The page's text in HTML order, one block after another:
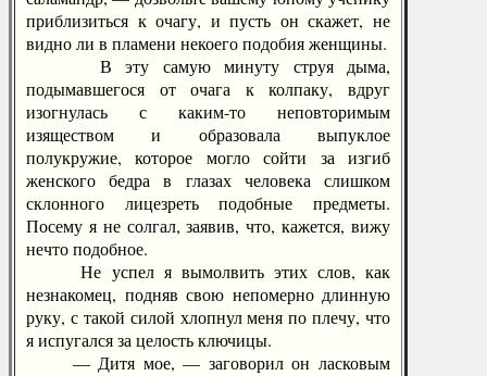
приблизиться к очагу, и пусть он скажет, не
видно ли в пламени некоего подобия женщины.
В эту самую минуту струя дыма,
подымавшегося от очага к колпаку, вдруг
изогнулась с каким-то неповторимым
изяществом и образовала выпуклое
полукружие, которое могло сойти за изгиб
женского бедра в глазах человека слишком
склонного лицезреть подобные предметы.
Посему я не солгал, заявив, что, кажется, вижу
нечто подобное.
Не успел я вымолвить этих слов, как
незнакомец, подняв свою непомерно длинную
руку, с такой силой хлопнул меня по плечу, что
я испугался за целость ключицы.
— Дитя мое, — заговорил он ласковым